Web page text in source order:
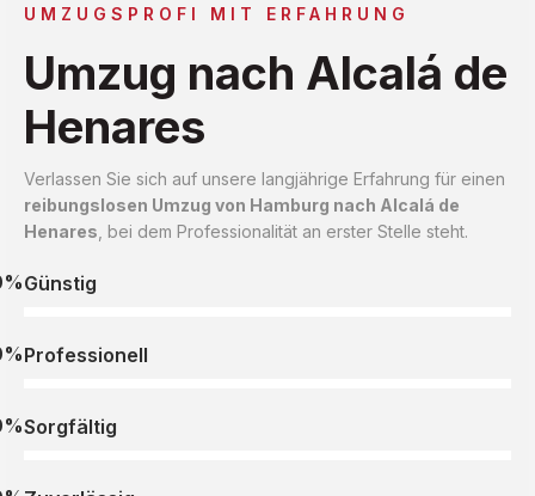
UMZUGSPROFI MIT ERFAHRUNG
Umzug nach Alcalá de
Henares
Verlassen Sie sich auf unsere langjährige Erfahrung für einen
reibungslosen Umzug von Hamburg nach Alcalá de
Henares , bei dem Professionalität an erster Stelle steht.
Günstig
Professionell
Sorgfältig